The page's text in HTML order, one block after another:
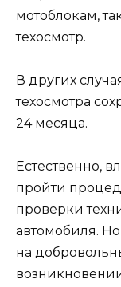
мотоблокам,
техосмотр.
В других
техосмотра
24 месяца.
Естественно,
пройти
проверки
автомобиля.
на